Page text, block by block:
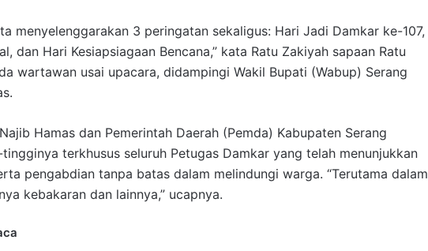
menyelenggarakan 3 peringatan sekaligus: Hari Jadi Damkar ke-107,
dan Hari Kesiapsiagaan Bencana,” kata Ratu Zakiyah sapaan Ratu
wartawan usai upacara, didampingi Wakil Bupati (Wabup) Serang
Hamas dan Pemerintah Daerah (Pemda) Kabupaten Serang
terkhusus seluruh Petugas Damkar yang telah menunjukkan
pengabdian tanpa batas dalam melindungi warga. “Terutama dalam
kebakaran dan lainnya,” ucapnya.